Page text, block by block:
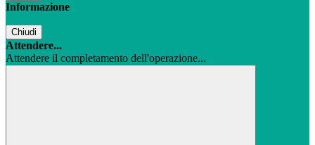
Informazione
Chiudi
Attendere...
Attendere il completamento dell'operazione...